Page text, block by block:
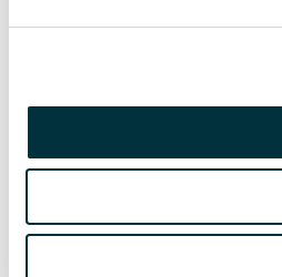
Weißer Hund
Englische Bulldogge
Epilepsie
Bengalkatze